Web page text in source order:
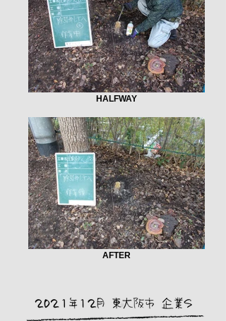
HALFWAY
AFTER